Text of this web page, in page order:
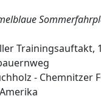
Trainingsauftakt,
- Chemnitzer